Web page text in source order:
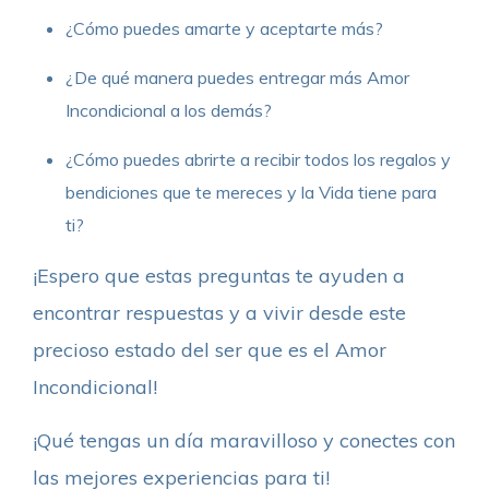
¿Cómo puedes amarte y aceptarte más?
¿De qué manera puedes entregar más Amor
Incondicional a los demás?
¿Cómo puedes abrirte a recibir todos los regalos y
bendiciones que te mereces y la Vida tiene para
ti?
¡Espero que estas preguntas te ayuden a
encontrar respuestas y a vivir desde este
precioso estado del ser que es el Amor
Incondicional!
¡Qué tengas un día maravilloso y conectes con
las mejores experiencias para ti!